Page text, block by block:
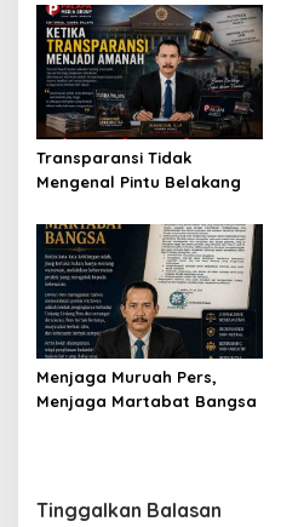
Transparansi Tidak
Mengenal Pintu Belakang
Menjaga Muruah Pers,
Menjaga Martabat Bangsa
Tinggalkan Balasan